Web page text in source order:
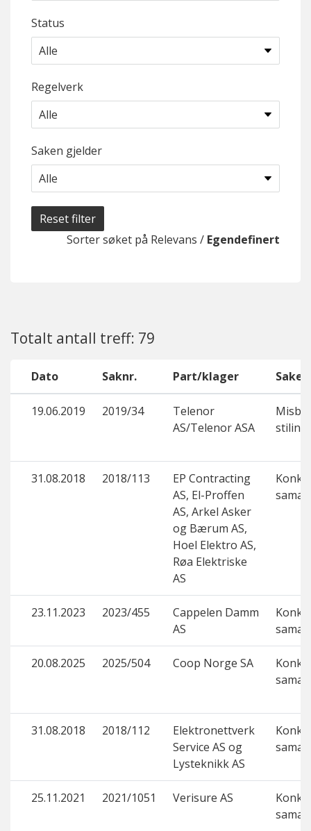
Status
Regelverk
Saken gjelder
Reset filter
Sorter søket på Relevans / Egendefinert
Totalt antall treff: 79
Dato Saknr. Part/klager
19.06.2019 2019/34
Telenor
AS/Telenor ASA
stiling
31.08.2018 2018/113
EP Contracting
AS, El-Proffen
AS, Arkel Asker
og Bærum AS,
Hoel Elektro AS,
Røa Elektriske
AS
23.11.2023 2023/455
Cappelen Damm
AS
20.08.2025 2025/504 Coop Norge SA
31.08.2018 2018/112
Elektronettverk
Service AS og
Lysteknikk AS
25.11.2021 2021/1051 Verisure AS